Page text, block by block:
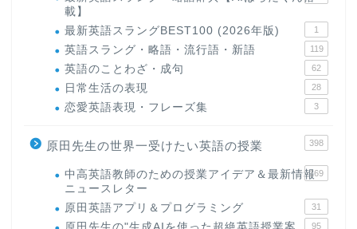
載】
最新英語スラングBEST100 (2026年版) 1
英語スラング・略語・流行語・新語 119
英語のことわざ・成句 62
日常生活の表現 28
恋愛英語表現・フレーズ集 3
原田先生の世界一受けたい英語の授業 398
中高英語教師のための授業アイデア＆最新情報
ニュースレター
169
原田英語アプリ＆プログラミング 31
95